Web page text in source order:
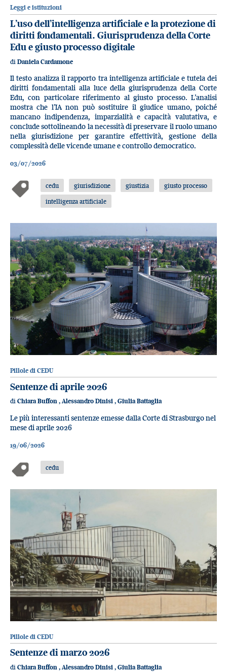
Leggi e istituzioni
L’uso dell’intelligenza artificiale e la protezione di
diritti fondamentali. Giurisprudenza della Corte
Edu e giusto processo digitale
di Daniela Cardamone
Il testo analizza il rapporto tra intelligenza artificiale e tutela dei
diritti fondamentali alla luce della giurisprudenza della Corte
Edu, con particolare riferimento al giusto processo. L’analisi
mostra che l’IA non può sostituire il giudice umano, poiché
mancano indipendenza, imparzialità e capacità valutativa, e
conclude sottolineando la necessità di preservare il ruolo umano
nella giurisdizione per garantire effettività, gestione della
complessità delle vicende umane e controllo democratico.
03/07/2026
cedu giurisdizione giustizia
giusto processo
intelligenza artificiale
Pillole di CEDU
Sentenze di aprile 2026
di Chiara Buffon , Alessandro Dinisi , Giulia Battaglia
Le più interessanti sentenze emesse dalla Corte di Strasburgo nel
mese di aprile 2026
19/06/2026
cedu
Pillole di CEDU
Sentenze di marzo 2026
di Chiara Buffon , Alessandro Dinisi , Giulia Battaglia